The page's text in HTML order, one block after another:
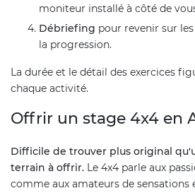
moniteur installé à côté de
Débriefing pour revenir sur
la progression.
La durée et le détail des exercices
chaque activité.
Offrir un stage 4x4 en
Difficile de trouver plus original
terrain à offrir. Le 4x4 parle aux
comme aux amateurs de sensations